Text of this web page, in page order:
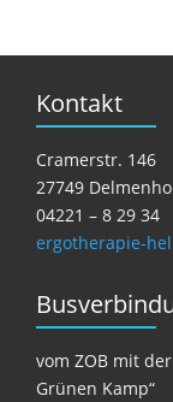
Kontakt
Cramerstr. 146
27749
04221 – 8 29 34
ergotherapie-
vom ZOB mit
Grünen Kamp“